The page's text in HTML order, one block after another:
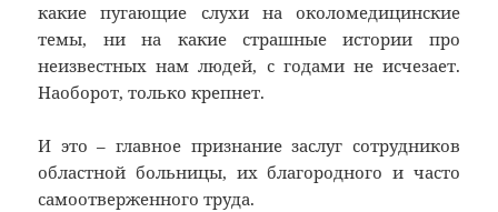
какие пугающие слухи на околомедицинские
темы, ни на какие страшные истории про
неизвестных нам людей, с годами не исчезает.
Наоборот, только крепнет.
И это – главное признание заслуг сотрудников
областной больницы, их благородного и часто
самоотверженного труда.